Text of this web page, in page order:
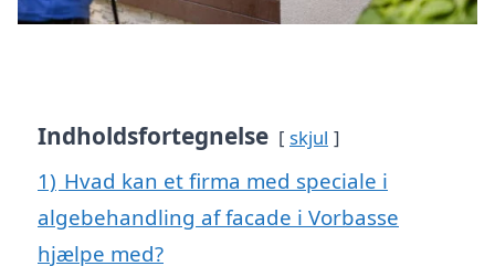
Indholdsfortegnelse skjul
1) Hvad kan et firma med speciale i
algebehandling af facade i Vorbasse
hjælpe med?